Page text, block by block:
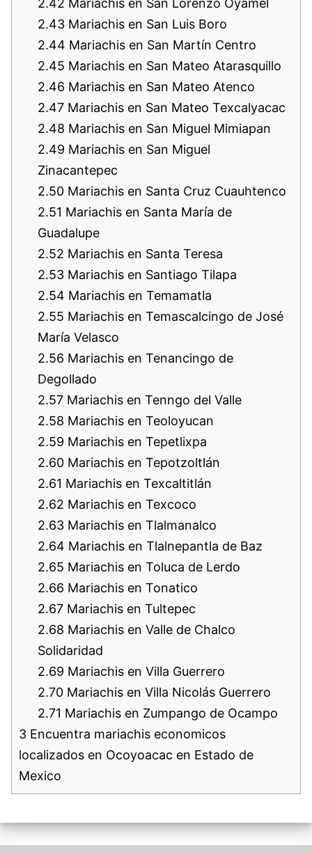
2.43 Mariachis en San Luis Boro
2.44 Mariachis en San Martín Centro
2.45 Mariachis en San Mateo Atarasquillo
2.46 Mariachis en San Mateo Atenco
2.47 Mariachis en San Mateo Texcalyacac
2.48 Mariachis en San Miguel Mimiapan
2.49 Mariachis en San Miguel
Zinacantepec
2.50 Mariachis en Santa Cruz Cuauhtenco
2.51 Mariachis en Santa María de
Guadalupe
2.52 Mariachis en Santa Teresa
2.53 Mariachis en Santiago Tilapa
2.54 Mariachis en Temamatla
2.55 Mariachis en Temascalcingo de José
María Velasco
2.56 Mariachis en Tenancingo de
Degollado
2.57 Mariachis en Tenngo del Valle
2.58 Mariachis en Teoloyucan
2.59 Mariachis en Tepetlixpa
2.60 Mariachis en Tepotzoltlán
2.61 Mariachis en Texcaltitlán
2.62 Mariachis en Texcoco
2.63 Mariachis en Tlalmanalco
2.64 Mariachis en Tlalnepantla de Baz
2.65 Mariachis en Toluca de Lerdo
2.66 Mariachis en Tonatico
2.67 Mariachis en Tultepec
2.68 Mariachis en Valle de Chalco
Solidaridad
2.69 Mariachis en Villa Guerrero
2.70 Mariachis en Villa Nicolás Guerrero
2.71 Mariachis en Zumpango de Ocampo
3 Encuentra mariachis economicos
localizados en Ocoyoacac en Estado de
Mexico